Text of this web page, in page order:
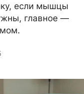
если мышцы
главное —